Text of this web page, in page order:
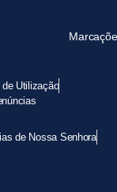
de Utilização
de Nossa Senhora